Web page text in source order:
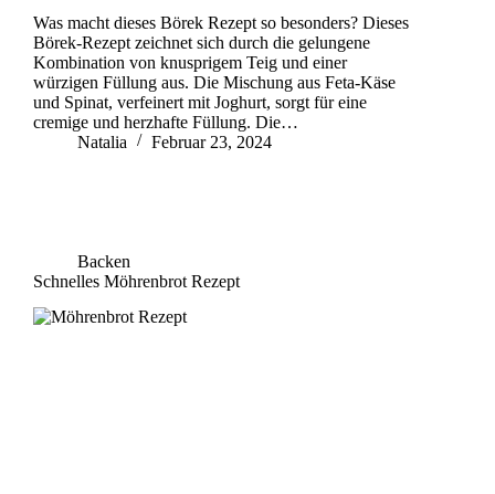
Was macht dieses Börek Rezept so besonders? Dieses
Börek-Rezept zeichnet sich durch die gelungene
Kombination von knusprigem Teig und einer
würzigen Füllung aus. Die Mischung aus Feta-Käse
und Spinat, verfeinert mit Joghurt, sorgt für eine
cremige und herzhafte Füllung. Die…
Natalia
Februar 23, 2024
Backen
Schnelles Möhrenbrot Rezept